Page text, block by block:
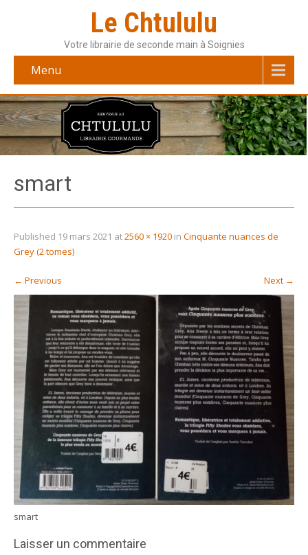
Le Chtululu
Votre librairie de seconde main à Soignies
Menu
smart
Published 19 mars 2021 at2560 × 1920 in Cinquante nuances de
Grey (2 tomes)
← Previous Next →
smart
Laisser un commentaire